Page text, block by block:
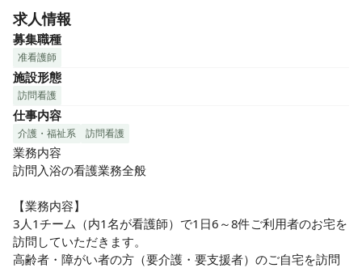
て訪問入浴サービス事業を開始しました。現在では全国200
箇所以上の事業所を展開し、高齢者介護をトータルサポート
しています。
「訪問入浴」とは、介護保険を利用する在宅介護サービスの
ひとつです。 自宅の浴槽での入浴が難しい方や、施設への通
所が難しい方のご自宅に専用の浴槽をお持ちし、入浴をサポ
ートするサービスです。 看護職員1名・介護職員2名の3人チ
ームで、入浴車で巡回します。
■入浴看護師はお客様のバイタルチェックをし、当日の入浴可
■1日平均6～8件訪問。1件あたり1時間程度。
■介護に関する資格不問！支店で約1週間の新入社員研修後、
配属事業所で約1ヵ月間のＯＪＴ研修がございます。
求人情報
募集職種
准看護師
施設形態
訪問看護
仕事内容
介護・福祉系 訪問看護
業務内容
訪問入浴の看護業務全般
【業務内容】
3人1チーム（内1名が看護師）で1日6～8件ご利用者のお宅を
訪問していただきます。
高齢者・障がい者の方（要介護・要支援者）のご自宅を訪問